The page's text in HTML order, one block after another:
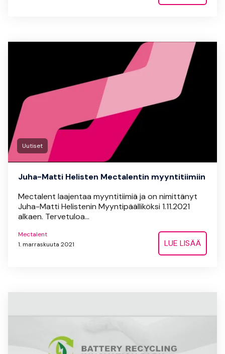
Uutiset
Juha-Matti Helisten Mectalentin myyntitiimiin
Mectalent laajentaa myyntitiimiä ja on nimittänyt
Juha-Matti Helistenin Myyntipäälliköksi 1.11.2021
alkaen. Tervetuloa...
Mectalent
1. marraskuuta 2021
LUE LISÄÄ